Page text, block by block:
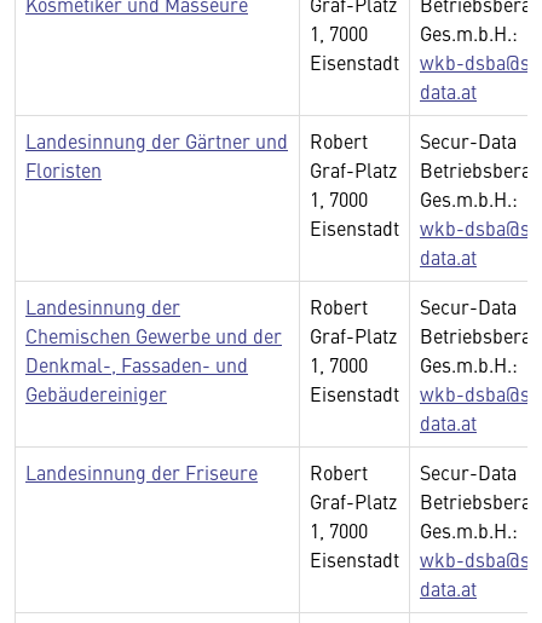
1, 7000
Eisenstadt
Ges.m.b.H.:
wkb-
data.at
Landesinnung der Gärtner und
Floristen
Robert
Graf-Platz
1, 7000
Eisenstadt
Secur-Data
Ges.m.b.H.:
wkb-
data.at
Landesinnung der
Chemischen Gewerbe und der
Denkmal-, Fassaden- und
Gebäudereiniger
Robert
Graf-Platz
1, 7000
Eisenstadt
Secur-Data
Ges.m.b.H.:
wkb-
data.at
Landesinnung der Friseure
Robert
Graf-Platz
1, 7000
Eisenstadt
Secur-Data
Ges.m.b.H.:
wkb-
data.at